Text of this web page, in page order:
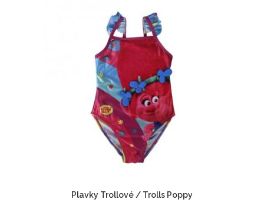
Plavky Trollové / Trolls Poppy